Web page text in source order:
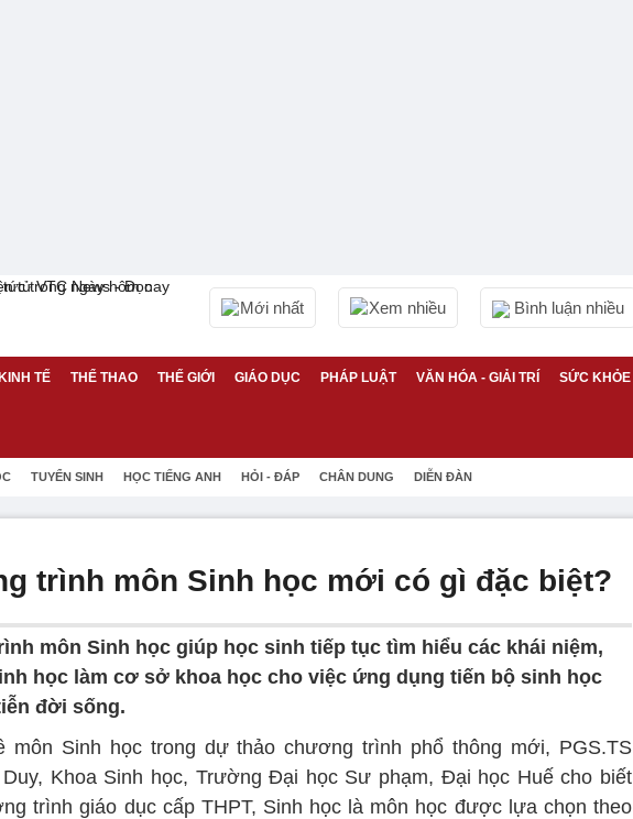
Mới nhất Xem nhiều Bình luận nhiều
KINH TẾ THỂ THAO THẾ GIỚI GIÁO DỤC PHÁP LUẬT VĂN HÓA - GIẢI TRÍ SỨC KHỎE
TUYỂN SINH HỌC TIẾNG ANH HỎI - ĐÁP CHÂN DUNG DIỄN ĐÀN
trình môn Sinh học mới có gì đặc biệt?
môn Sinh học giúp học sinh tiếp tục tìm hiểu các khái niệm,
học làm cơ sở khoa học cho việc ứng dụng tiến bộ sinh học
đời sống.
môn Sinh học trong dự thảo chương trình phổ thông mới, PGS.TS
Khoa Sinh học, Trường Đại học Sư phạm, Đại học Huế cho biết
trình giáo dục cấp THPT, Sinh học là môn học được lựa chọn theo